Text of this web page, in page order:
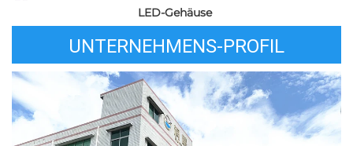
LED-Gehäuse
UNTERNEHMENS-PROFIL